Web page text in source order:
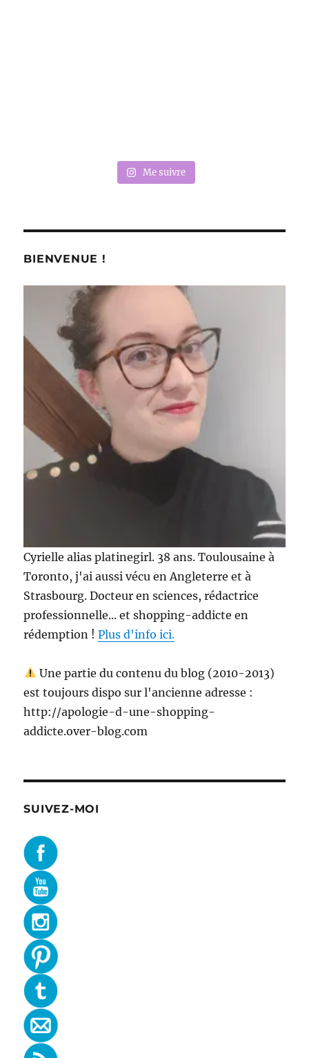
Me suivre
BIENVENUE !
Cyrielle alias platinegirl. 38 ans. Toulousaine à
Toronto, j'ai aussi vécu en Angleterre et à
Strasbourg. Docteur en sciences, rédactrice
professionnelle... et shopping-addicte en
rédemption !Plus d'info ici.
Une partie du contenu du blog (2010-2013)
est toujours dispo sur l'ancienne adresse :
http://apologie-d-une-shopping-
addicte.over-blog.com
SUIVEZ-MOI